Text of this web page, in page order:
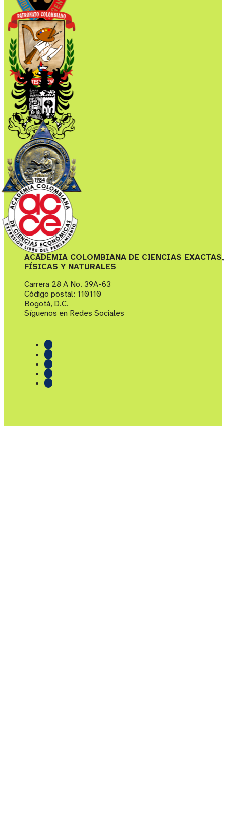
ACADEMIA COLOMBIANA DE CIENCIAS EXACTAS,
FÍSICAS Y NATURALES
Carrera 28 A No. 39A-63
Código postal: 110110
Bogotá, D.C.
Síguenos en Redes Sociales